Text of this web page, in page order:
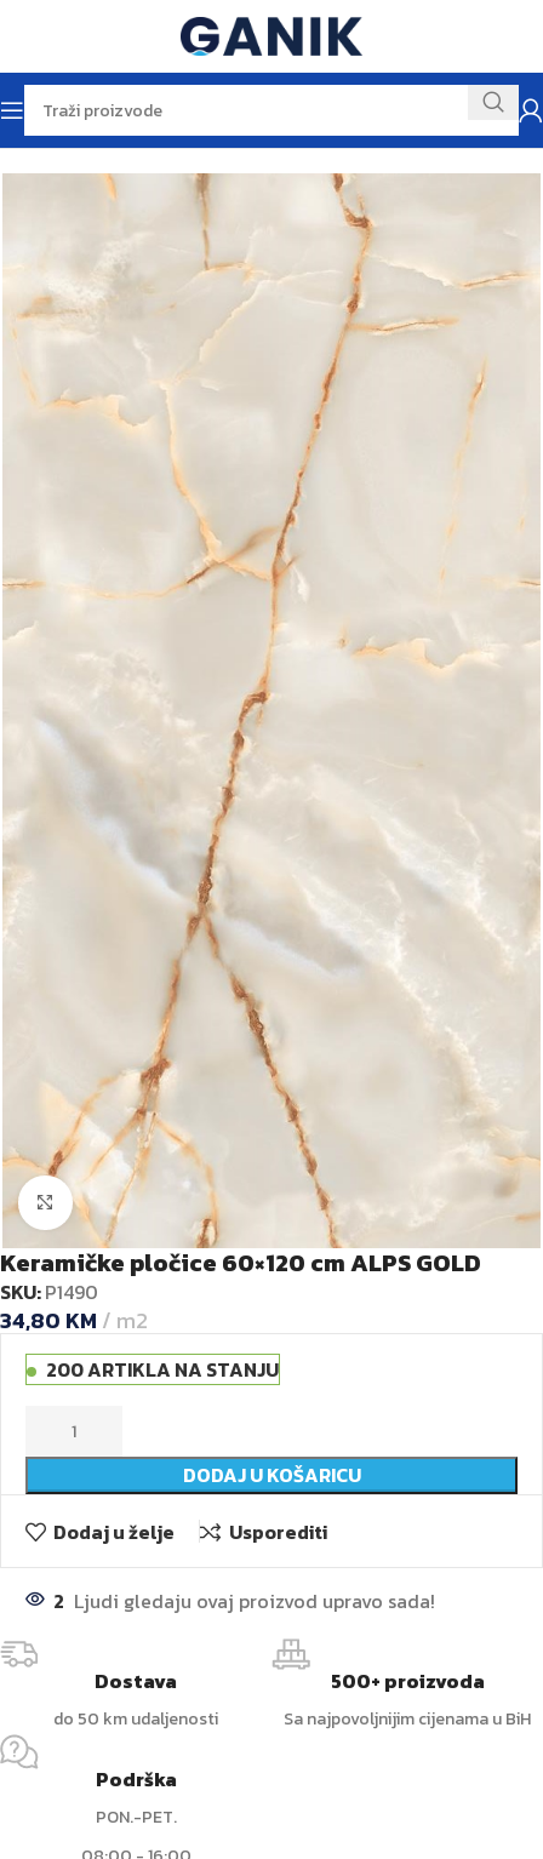
Početna Pločice Zidne pločice
Kliknite za veću sliku
Keramičke pločice 60×120 cm ALPS GOLD
SKU:P1490
34,80 KM m2
200 ARTIKLA NA STANJU
DODAJ U KOŠARICU
Dodaj u želje
Usporediti
2 Ljudi gledaju ovaj proizvod upravo sada!
Dostava
do 50 km udaljenosti
500+ proizvoda
Sa najpovoljnijim cijenama u BiH
Podrška
PON.-PET.